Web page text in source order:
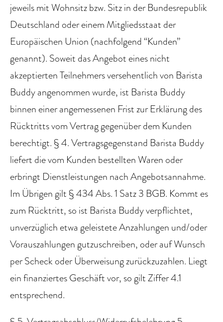
jeweils mit Wohnsitz bzw. Sitz in der Bundesrepublik
Deutschland oder einem Mitgliedsstaat der
Europäischen Union (nachfolgend “Kunden”
genannt). Soweit das Angebot eines nicht
akzeptierten Teilnehmers versehentlich von Barista
Buddy angenommen wurde, ist Barista Buddy
binnen einer angemessenen Frist zur Erklärung des
Rücktritts vom Vertrag gegenüber dem Kunden
berechtigt. § 4. Vertragsgegenstand Barista Buddy
liefert die vom Kunden bestellten Waren oder
erbringt Dienstleistungen nach Angebotsannahme.
Im Übrigen gilt § 434 Abs. 1 Satz 3 BGB. Kommt es
zum Rücktritt, so ist Barista Buddy verpflichtet,
unverzüglich etwa geleistete Anzahlungen und/oder
Vorauszahlungen gutzuschreiben, oder auf Wunsch
per Scheck oder Überweisung zurückzuzahlen. Liegt
ein finanziertes Geschäft vor, so gilt Ziffer 4.1
entsprechend.